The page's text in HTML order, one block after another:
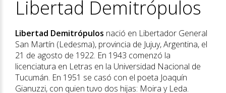
ta
a
Libertad Demitrópulos
Libertad Demitrópulos nació en Libertador General
San Martín (Ledesma), provincia de Jujuy, Argentina, el
21 de agosto de 1922. En 1943 comenzó la
licenciatura en Letras en la Universidad Nacional de
Tucumán. En 1951 se casó con el poeta Joaquín
Gianuzzi, con quien tuvo dos hijas: Moira y Leda.